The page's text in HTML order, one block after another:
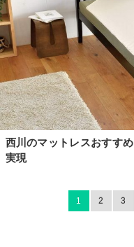
西川のマットレスおすす
実現
1 2 3